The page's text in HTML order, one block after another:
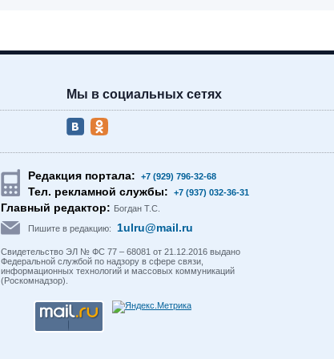
Мы в социальных сетях
Редакция портала: +7 (929) 796-32-68
Тел. рекламной службы: +7 (937) 032-36-31
Главный редактор: Богдан Т.С.
Пишите в редакцию: 1ulru@mail.ru
Свидетельство ЭЛ № ФС 77 – 68081 от 21.12.2016 выдано
Федеральной службой по надзору в сфере связи,
информационных технологий и массовых коммуникаций
(Роскомнадзор).